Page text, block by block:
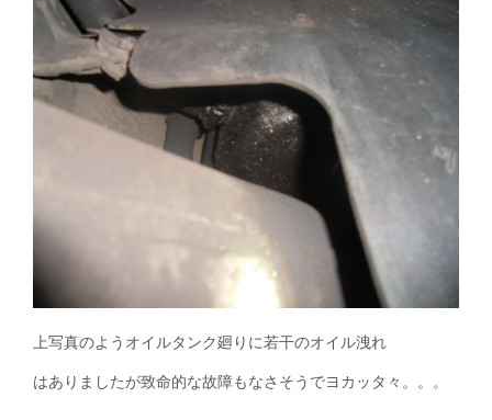
上写真のようオイルタンク廻りに若干のオイル洩れ
はありましたが致命的な故障もなさそうでヨカッタ々。。。